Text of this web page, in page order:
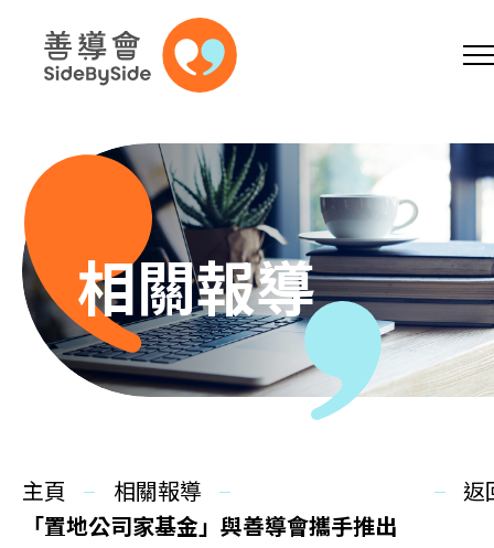
跳到內容（按回車鍵）
A A A EN
主頁
同你講故事
相關報導
主頁
相關報導
「置地公司家基金」與善導會攜手推出
返